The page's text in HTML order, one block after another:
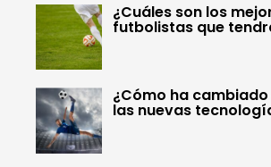
¿Cuáles son los
futbolistas que
¿Cómo ha
las nuevas